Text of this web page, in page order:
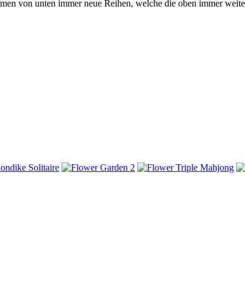
von unten immer neue Reihen, welche die oben immer